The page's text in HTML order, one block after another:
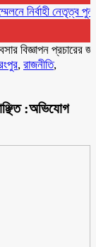
নেতৃত্ব পুনর্গঠন
প্রচারের জন্য
, রাজনীতি,
:অভিযোগ